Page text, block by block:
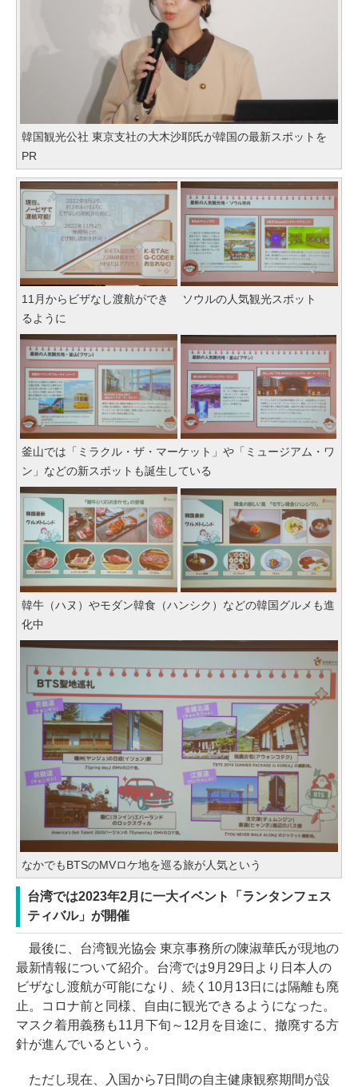
韓国観光公社 東京支社の大木沙耶氏が韓国の最新スポットを
PR
11月からビザなし渡航ができ
るように
ソウルの人気観光スポット
釜山では「ミラクル・ザ・マーケット」や「ミュージアム・ワ
ン」などの新スポットも誕生している
韓牛（ハヌ）やモダン韓食（ハンシク）などの韓国グルメも進
化中
なかでもBTSのMVロケ地を巡る旅が人気という
台湾では2023年2月に一大イベント「ランタンフェス
ティバル」が開催
最後に、台湾観光協会 東京事務所の陳淑華氏が現地の
最新情報について紹介。台湾では9月29日より日本人の
ビザなし渡航が可能になり、続く10月13日には隔離も廃
止。コロナ前と同様、自由に観光できるようになった。
マスク着用義務も11月下旬～12月を目途に、撤廃する方
針が進んでいるという。
ただし現在、入国から7日間の自主健康観察期間が設